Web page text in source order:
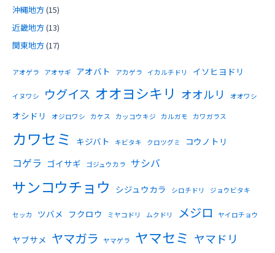
沖縄地方(15)
近畿地方(13)
関東地方(17)
アオゲラ アオサギ アオバト アカゲラ イカルチドリ イソヒヨドリ
イヌワシ ウグイス オオヨシキリ オオルリ オオワシ
オシドリ オジロワシ カケス カッコウキジ カルガモ カワガラス
カワセミ キジバト キビタキ クロツグミ コウノトリ
コゲラ ゴイサギ ゴジュウカラ サシバ
サンコウチョウ シジュウカラ シロチドリ ジョウビタキ
セッカ ツバメ フクロウ ミヤコドリ ムクドリ メジロ ヤイロチョウ
ヤブサメ ヤマガラ ヤマゲラ ヤマセミ ヤマドリ